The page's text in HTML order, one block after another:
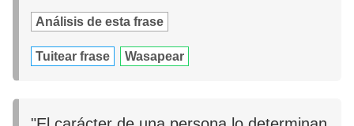
Análisis de esta frase
Tuitear frase Wasapear